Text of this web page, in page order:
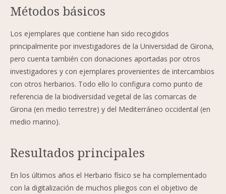
Métodos básicos
Los ejemplares que contiene han sido recogidos
principalmente por investigadores de la Universidad de Girona,
pero cuenta también con donaciones aportadas por otros
investigadores y con ejemplares provenientes de intercambios
con otros herbarios. Todo ello lo configura como punto de
referencia de la biodiversidad vegetal de las comarcas de
Girona (en medio terrestre) y del Mediterráneo occidental (en
medio marino).
Resultados principales
En los últimos años el Herbario físico se ha complementado
con la digitalización de muchos pliegos con el objetivo de